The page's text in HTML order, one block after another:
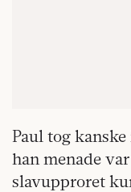
Paul tog
han menade
slavupproret